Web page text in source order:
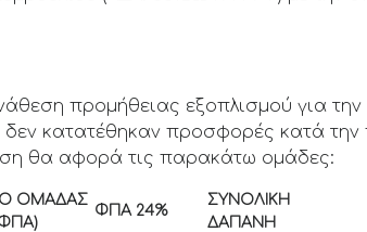
προμήθειας εξοπλισμού για
κατατέθηκαν προσφορές κατά την
θα αφορά τις παρακάτω ομάδες:
ΟΜΑΔΑΣ
ΦΠΑ 24%
ΣΥΝΟΛΙΚΗ
ΔΑΠΑΝΗ